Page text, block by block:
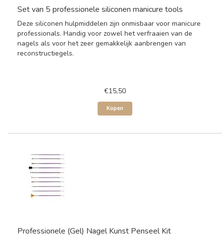
Set van 5 professionele siliconen manicure tools
Deze siliconen hulpmiddelen zijn onmisbaar voor manicure
professionals. Handig voor zowel het verfraaien van de
nagels als voor het zeer gemakkelijk aanbrengen van
reconstructiegels.
€15,50
Kopen
Professionele (Gel) Nagel Kunst Penseel Kit